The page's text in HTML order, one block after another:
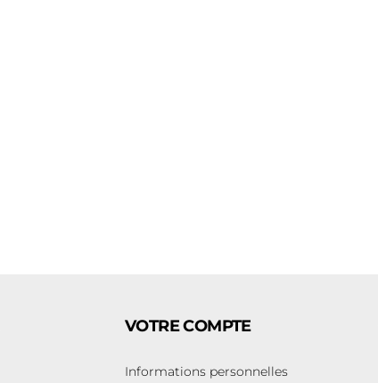
VOTRE COMPTE
Informations personnelles